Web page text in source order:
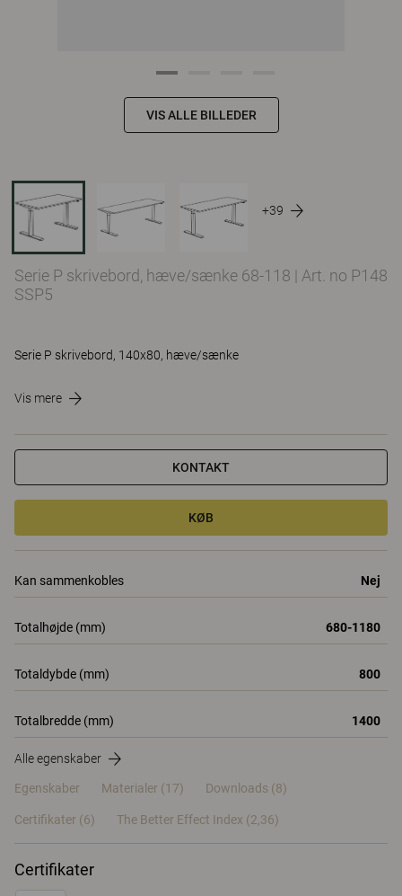
VIS ALLE BILLEDER
+39
Serie P skrivebord, hæve/sænke 68-118 | Art. no P148
SSP5
Serie P skrivebord, 140x80, hæve/sænke
Vis mere
KONTAKT
KØB
Kan sammenkobles Nej
Totalhøjde (mm) 680-1180
Totaldybde (mm) 800
Totalbredde (mm) 1400
Alle egenskaber
Egenskaber Materialer (17) Downloads (8)
Certifikater (6) The Better Effect Index (2,36)
Certifikater